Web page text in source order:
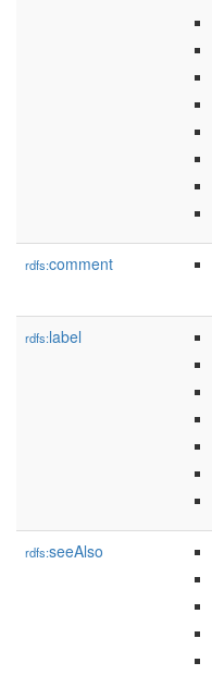
rdfs:comment
rdfs:label
rdfs:seeAlso